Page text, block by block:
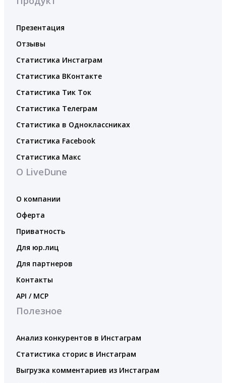
Презентация
Отзывы
Статистика Инстаграм
Статистика ВКонтакте
Статистика Тик Ток
Статистика Телеграм
Статистика в Одноклассниках
Статистика Facebook
Статистика Макс
О LiveDune
О компании
Оферта
Приватность
Для юр.лиц
Для партнеров
Контакты
API / MCP
Полезное
Анализ конкурентов в Инстаграм
Статистика сторис в Инстаграм
Выгрузка комментариев из Инстаграм